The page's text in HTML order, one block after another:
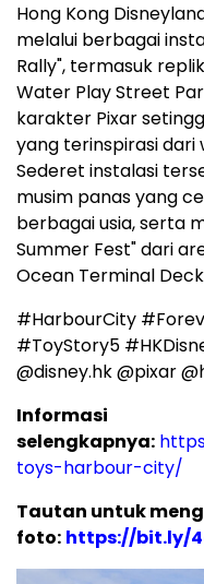
Hong Kong
melalui berbagai
Rally", termasuk
Water Play Street
karakter Pixar
yang terinspirasi dari
Sederet instalasi
musim panas yang
berbagai usia, serta
Summer Fest" dari
Ocean Terminal
#HarbourCity
#ToyStory5
@disney.hk @pixar
Informasi
selengkapnya:
toys-harbour-city/
Tautan untuk
foto: https://bit.ly/